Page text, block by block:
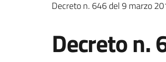
Decreto n. 646 del 9 marzo
Decreto n.